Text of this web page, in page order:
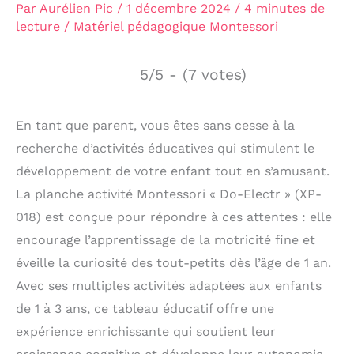
Par Aurélien Pic / 1 décembre 2024 / 4 minutes de
lecture / Matériel pédagogique Montessori
5/5 - (7 votes)
En tant que parent, vous êtes sans cesse à la
recherche d’activités éducatives qui stimulent le
développement de votre enfant tout en s’amusant.
La planche activité Montessori « Do-Electr » (XP-
018) est conçue pour répondre à ces attentes : elle
encourage l’apprentissage de la motricité fine et
éveille la curiosité des tout-petits dès l’âge de 1 an.
Avec ses multiples activités adaptées aux enfants
de 1 à 3 ans, ce tableau éducatif offre une
expérience enrichissante qui soutient leur